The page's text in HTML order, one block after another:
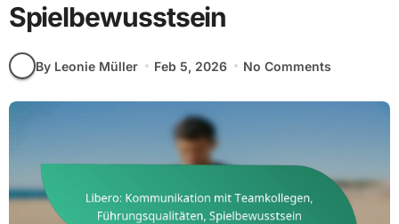
Spielbewusstsein
By Leonie Müller Feb 5, 2026 No Comments